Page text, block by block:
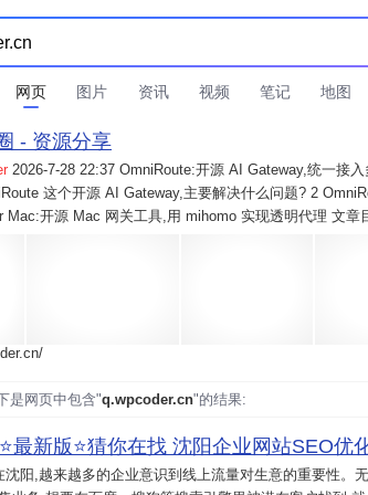
网页 图片 资讯 视频 笔记 地图
- 资源分享
2026-7-28 22:37 OmniRoute:开源 AI Gateway,统一接
这个开源 AI Gateway,主要解决什么问题? 2
Mac:开源 Mac 网关工具,用 mihomo 实现透明代理 文章
是网页中包含"q.wpcoder.cn"的结果:
最新版⭐️猜你在找 沈阳企业网站SEO优
沈阳,越来越多的企业意识到线上流量对生意的重要性。